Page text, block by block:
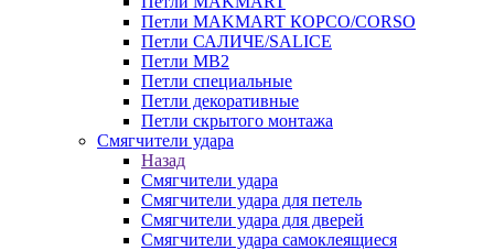
Петли MAKMART КОРСО/CORSO
Петли САЛИЧЕ/SALICE
Петли MB2
Петли специальные
Петли декоративные
Петли скрытого монтажа
Смягчители удара
Назад
Смягчители удара
Смягчители удара для петель
Смягчители удара для дверей
Cмягчители удара самоклеящиеся